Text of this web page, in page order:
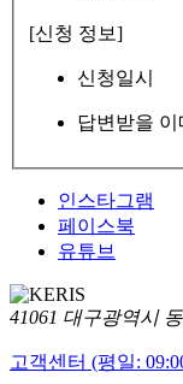
[신청 정보]
신청일시
답변받을 이
인스타그램
페이스북
유튜브
41061 대구광역시
고객센터 (평일: